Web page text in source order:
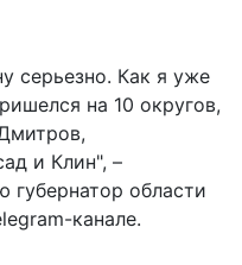
серьезно. Как я уже
на 10 округов,
и Клин", –
губернатор области
канале.